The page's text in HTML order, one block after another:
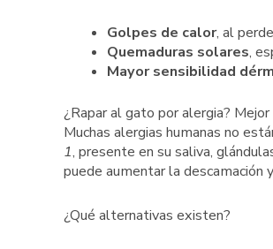
Golpes de calor, al
Quemaduras solares,
Mayor sensibilidad
¿Rapar al gato por alergia?
Muchas alergias humanas no
1, presente en su saliva,
puede aumentar la descamación
¿Qué alternativas existen?